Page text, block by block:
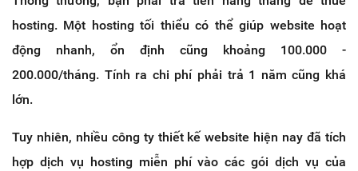
hosting. Một hosting tối thiểu có thể giúp website hoạt
động nhanh, ổn định cũng khoảng 100.000 -
200.000/tháng. Tính ra chi phí phải trả 1 năm cũng khá
lớn.
Tuy nhiên, nhiều công ty thiết kế website hiện nay đã tích
hợp dịch vụ hosting miễn phí vào các gói dịch vụ của